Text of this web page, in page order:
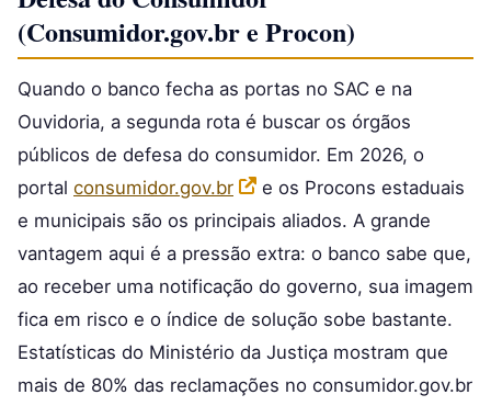
(Consumidor.gov.br e Procon)
Quando o banco fecha as portas no SAC e na
Ouvidoria, a segunda rota é buscar os órgãos
públicos de defesa do consumidor. Em 2026, o
portal consumidor.gov.br
e os Procons estaduais
e municipais são os principais aliados. A grande
vantagem aqui é a pressão extra: o banco sabe que,
ao receber uma notificação do governo, sua imagem
fica em risco e o índice de solução sobe bastante.
Estatísticas do Ministério da Justiça mostram que
mais de 80% das reclamações no consumidor.gov.br